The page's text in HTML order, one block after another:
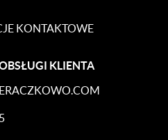
KONTAKTOWE
KLIENTA